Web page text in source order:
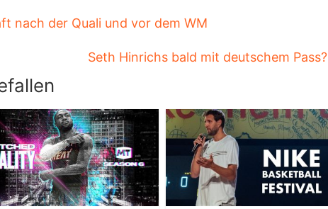
nach der Quali und vor dem WM
Seth Hinrichs bald mit deutschem Pass?